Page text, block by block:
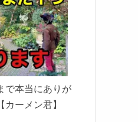
で本当にありが
ーメン君】